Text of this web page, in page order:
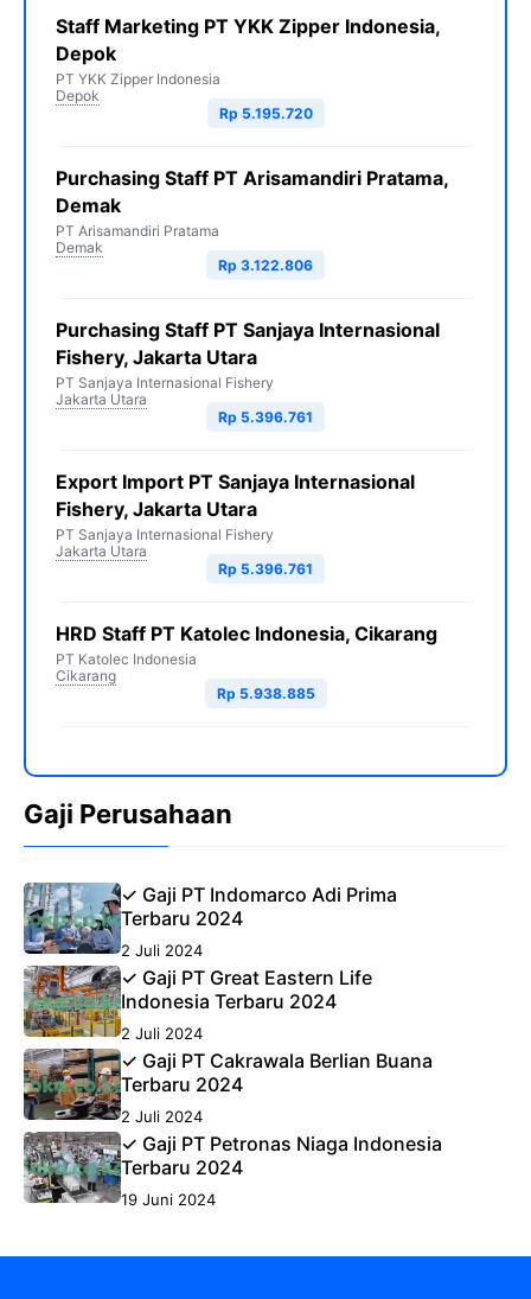
Staff Marketing PT YKK Zipper Indonesia,
Depok
PT YKK Zipper Indonesia
Depok
Rp 5.195.720
Purchasing Staff PT Arisamandiri Pratama,
Demak
PT Arisamandiri Pratama
Demak
Rp 3.122.806
Purchasing Staff PT Sanjaya Internasional
Fishery, Jakarta Utara
PT Sanjaya Internasional Fishery
Jakarta Utara
Rp 5.396.761
Export Import PT Sanjaya Internasional
Fishery, Jakarta Utara
PT Sanjaya Internasional Fishery
Jakarta Utara
Rp 5.396.761
HRD Staff PT Katolec Indonesia, Cikarang
PT Katolec Indonesia
Cikarang
Rp 5.938.885
Gaji Perusahaan
✓ Gaji PT Indomarco Adi Prima
Terbaru 2024
2 Juli 2024
✓ Gaji PT Great Eastern Life
Indonesia Terbaru 2024
2 Juli 2024
✓ Gaji PT Cakrawala Berlian Buana
Terbaru 2024
2 Juli 2024
✓ Gaji PT Petronas Niaga Indonesia
Terbaru 2024
19 Juni 2024